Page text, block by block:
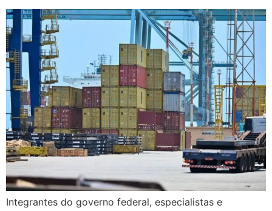
Integrantes do governo federal, especialistas e